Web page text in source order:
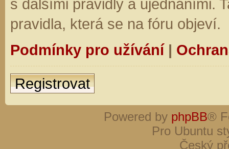
s dalšími pravidly a ujednáními.
pravidla, která se na fóru objeví.
Podmínky pro užívání|
Registrovat
Powered by phpBB®
Pro Ubuntu
Český